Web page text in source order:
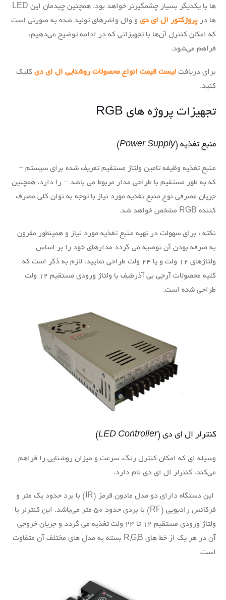
ها با یکدیگر بسیار چشمگیرتر خواهد بود. همچنین چیدمان این LED
ها در پروژکتور ال ای دی و وال واشرهای تولید شده به صورتی است
که امکان کنترل‌ آن‌ها با تجهیزاتی که در ادامه توضیح می‌دهیم،
فراهم می‌شود.
برای دریافت لیست قیمت انواع محصولات روشنایی ال ای دی کلیک
کنید.
تجهیزات پروژه های RGB
منبع تغذیه (Power Supply
)
منبع تغذیه وظیفه تامین ولتاژ مستقیم تعریف شده برای سیستم –
که به طور مستقیم با طراحی مدار مربوط می باشد – را دارد، همچنین
جریان مصرفی نوع منبع تغذیه مورد نیاز با توجه به توان کلی مصرف
کننده RGB مشخص خواهد شد.
نکته : برای سهولت در تهیه منبع تغذیه مورد نیاز و همینطور مقرون
به صرفه بودن آن توصیه می گردد مدارهای خود را بر اساس
ولتاژهای ۱۲ ولت و یا ۲۴ ولت طراحی نمایید، لازم به ذکر است که
کلیه محصولات آرجی بی آذرطیف با ولتاژ ورودی مستقیم ۱۲ ولت
طراحی شده است.
کنترلر ال ای دی (LED Controller
)
وسیله ای که امکان کنترل رنگ، سرعت و میزان روشنایی را فراهم
می‌کند، کنترلر ال ای دی نام دارد.
این دستگاه دارای دو مدل مادون قرمز (IR) با برد حدود یک متر و
فرکانس رادیویی (RF) با بردی حدود ۵۰ متر می‌باشد. این کنترلر با
ولتاژ ورودی مستقیم ۱۲ تا ۲۴ ولت تغذیه می گردد و جریان خروجی
آن در هر یک از خط های R,G,B بسته به مدل های مختلف آن متفاوت
است.